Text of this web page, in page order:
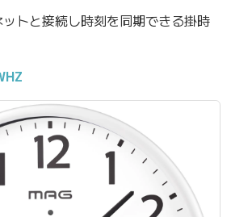
トと接続し時刻を同期できる掛時